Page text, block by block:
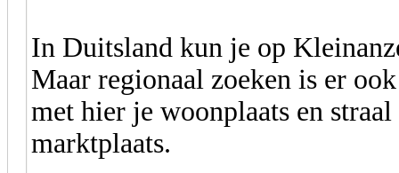
In Duitsland kun je op
Maar regionaal zoeken is er
met hier je woonplaats en
marktplaats.